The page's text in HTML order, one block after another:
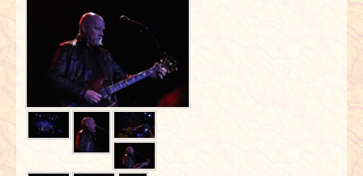
VERLOSUNGEN
INTERVIEWS
SPECIALS
REDAKTION